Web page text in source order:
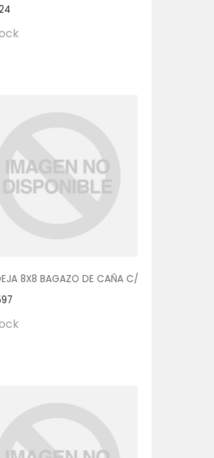
8X8 BAGAZO DE CAÑA C/DIV 4X50